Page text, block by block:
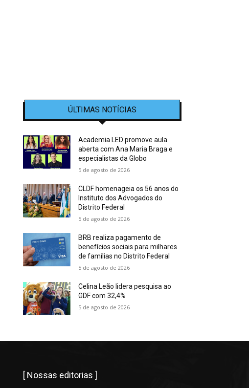
ÚLTIMAS NOTÍCIAS
Academia LED promove aula
aberta com Ana Maria Braga e
especialistas da Globo
5 de agosto de 2026
CLDF homenageia os 56 anos do
Instituto dos Advogados do
Distrito Federal
5 de agosto de 2026
BRB realiza pagamento de
benefícios sociais para milhares
de famílias no Distrito Federal
5 de agosto de 2026
Celina Leão lidera pesquisa ao
GDF com 32,4%
5 de agosto de 2026
[ Nossas editorias ]